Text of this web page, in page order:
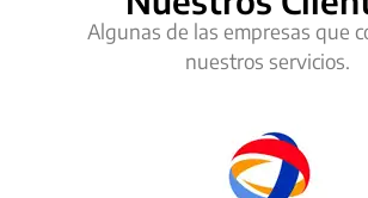
Algunas de las empresas que
nuestros servicios.